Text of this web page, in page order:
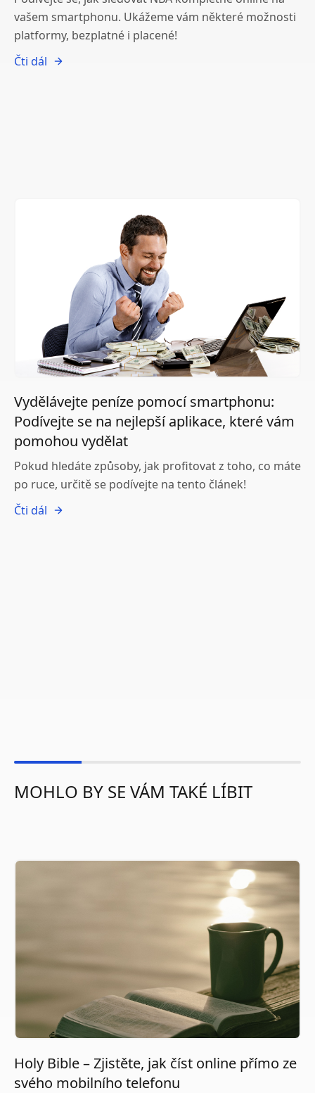
vašem smartphonu. Ukážeme vám některé možnosti
platformy, bezplatné i placené!
Čti dál
Vydělávejte peníze pomocí smartphonu:
Podívejte se na nejlepší aplikace, které vám
pomohou vydělat
Pokud hledáte způsoby, jak profitovat z toho, co máte
po ruce, určitě se podívejte na tento článek!
Čti dál
MOHLO BY SE VÁM TAKÉ LÍBIT
Holy Bible – Zjistěte, jak číst online přímo ze
svého mobilního telefonu